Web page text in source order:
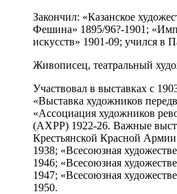
Закончил: «Казанское
Фешина» 1895/96?-1901;
искусств» 1901-09; учился в
Живописец, театральный
Участвовал в выставках с
«Выставка художников
«Ассоциация художников
(АХРР) 1922-26. Важные
Крестьянской Красной
1938; «Всесоюзная
1946; «Всесоюзная
1947; «Всесоюзная
1950.